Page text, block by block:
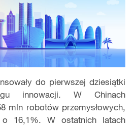
do pierwszej dziesiątki
innowacji. W Chinach
mln robotów przemysłowych,
16,1%. W ostatnich latach